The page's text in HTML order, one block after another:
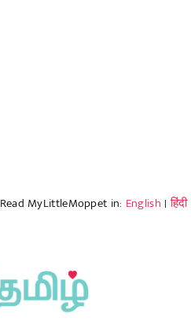
Read MyLittleMoppet in: English |हिंदी